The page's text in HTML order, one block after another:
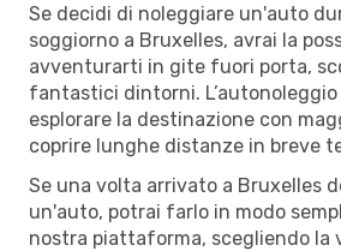
Se decidi di noleggiare un'auto
soggiorno a Bruxelles, avrai la
avventurarti in gite fuori porta,
fantastici dintorni.
esplorare la destinazione con
coprire lunghe distanze in breve
Se una volta arrivato a Bruxelles
un'auto, potrai farlo in modo
nostra piattaforma, scegliendo la